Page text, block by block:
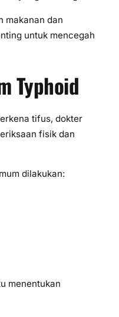
makanan dan
untuk mencegah
Typhoid
tifus, dokter
fisik dan
dilakukan:
menentukan